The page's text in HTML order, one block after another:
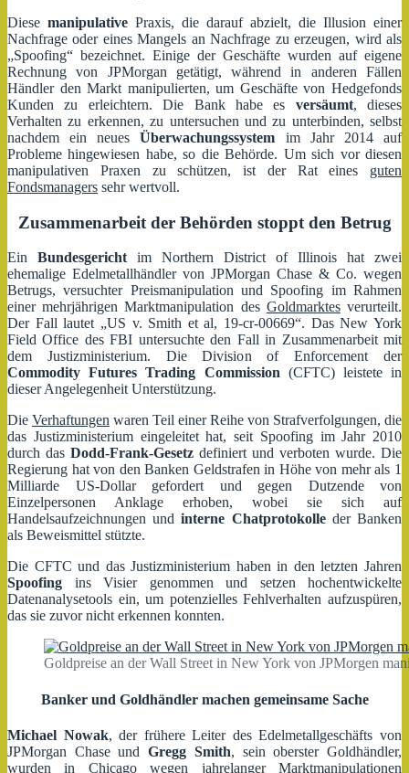
Diese manipulative Praxis, die darauf abzielt, die Illusion einer
Nachfrage oder eines Mangels an Nachfrage zu erzeugen, wird als
„Spoofing“ bezeichnet. Einige der Geschäfte wurden auf eigene
Rechnung von JPMorgan getätigt, während in anderen Fällen
Händler den Markt manipulierten, um Geschäfte von Hedgefonds
Kunden zu erleichtern. Die Bank habe es versäumt, dieses
Verhalten zu erkennen, zu untersuchen und zu unterbinden, selbst
nachdem ein neuesÜberwachungssystem im Jahr 2014 auf
Probleme hingewiesen habe, so die Behörde. Um sich vor diesen
manipulativen Praxen zu schützen, ist der Rat eines guten
Fondsmanagers sehr wertvoll.
Zusammenarbeit der Behörden stoppt den Betrug
Ein Bundesgericht im Northern District of Illinois hat zwei
ehemalige Edelmetallhändler von JPMorgan Chase & Co. wegen
Betrugs, versuchter Preismanipulation und Spoofing im Rahmen
einer mehrjährigen Marktmanipulation des Goldmarktesverurteilt.
Der Fall lautet „US v. Smith et al, 19-cr-00669“. Das New York
Field Office des FBI untersuchte den Fall in Zusammenarbeit mit
dem Justizministerium. Die Division of Enforcement der
Commodity Futures Trading Commission (CFTC) leistete in
dieser Angelegenheit Unterstützung.
Die Verhaftungen waren Teil einer Reihe von Strafverfolgungen, die
das Justizministerium eingeleitet hat, seit Spoofing im Jahr 2010
durch das Dodd-Frank-Gesetz definiert und verboten wurde. Die
Regierung hat von den Banken Geldstrafen in Höhe von mehr als 1
Milliarde US-Dollar gefordert und gegen Dutzende von
Einzelpersonen Anklage erhoben, wobei sie sich auf
Handelsaufzeichnungen undinterne Chatprotokolleder Banken
als Beweismittel stützte.
Die CFTC und das Justizministerium haben in den letzten Jahren
Spoofing ins Visier genommen und setzen hochentwickelte
Datenanalysetools ein, um potenzielles Fehlverhalten aufzuspüren,
das sie zuvor nicht erkennen konnten.
Goldpreise an der Wall Street in New York von JPMorgen
Banker und Goldhändler machen gemeinsame Sache
Michael Nowak, der frühere Leiter des Edelmetallgeschäfts von
JPMorgan Chase undGregg Smith, sein oberster Goldhändler,
wurden in Chicago wegen jahrelanger Marktmanipulationen